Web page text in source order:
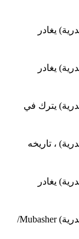
يغادر
يغادر
يترك في
، تاريخه
يغادر
قطار رقم 917 مكيف الهواء (القاهرة – الإسكندرية) Mubasher/